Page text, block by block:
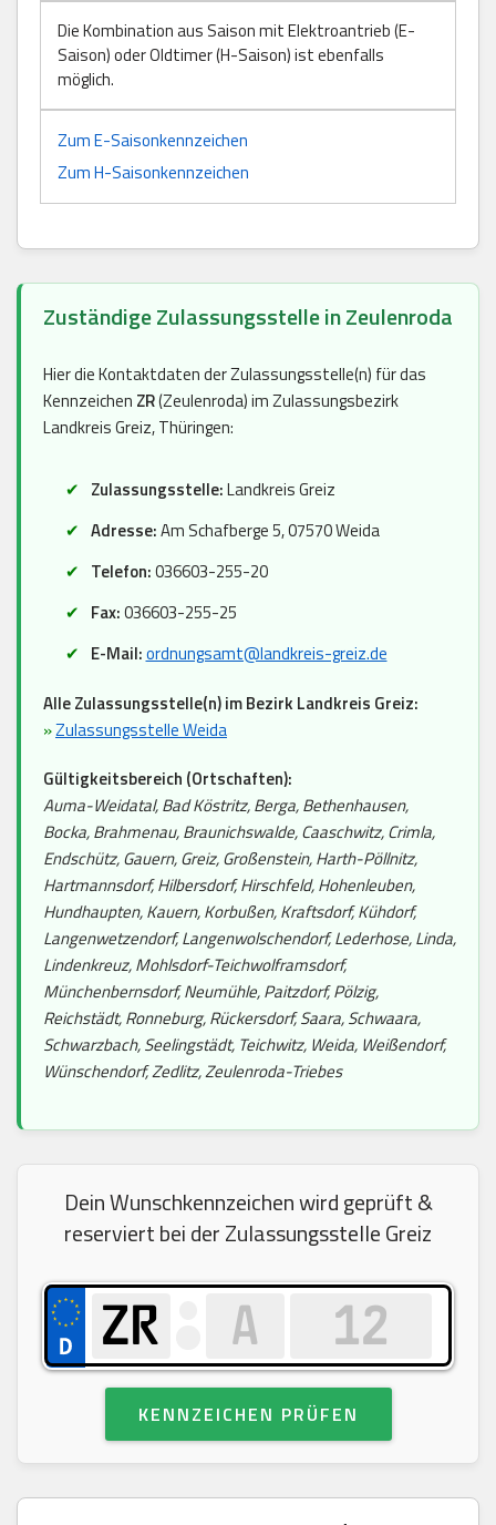
Die Kombination aus Saison mit Elektroantrieb (E-
Saison) oder Oldtimer (H-Saison) ist ebenfalls
möglich.
Zum E-Saisonkennzeichen
Zum H-Saisonkennzeichen
Zuständige Zulassungsstelle in Zeulenroda
Hier die Kontaktdaten der Zulassungsstelle(n) für das
Kennzeichen ZR(Zeulenroda) im Zulassungsbezirk
Landkreis Greiz, Thüringen:
Zulassungsstelle:Landkreis Greiz
Adresse:Am Schafberge 5, 07570 Weida
Telefon:036603-255-20
Fax:036603-255-25
E-Mail:ordnungsamt@landkreis-greiz.de
Alle Zulassungsstelle(n) im Bezirk Landkreis Greiz:
»Zulassungsstelle Weida
Gültigkeitsbereich (Ortschaften):
Auma-Weidatal, Bad Köstritz, Berga, Bethenhausen,
Bocka, Brahmenau, Braunichswalde, Caaschwitz, Crimla,
Endschütz, Gauern, Greiz, Großenstein, Harth-Pöllnitz,
Hartmannsdorf, Hilbersdorf, Hirschfeld, Hohenleuben,
Hundhaupten, Kauern, Korbußen, Kraftsdorf, Kühdorf,
Langenwetzendorf, Langenwolschendorf, Lederhose, Linda,
Lindenkreuz, Mohlsdorf-Teichwolframsdorf,
Münchenbernsdorf, Neumühle, Paitzdorf, Pölzig,
Reichstädt, Ronneburg, Rückersdorf, Saara, Schwaara,
Schwarzbach, Seelingstädt, Teichwitz, Weida, Weißendorf,
Wünschendorf, Zedlitz, Zeulenroda-Triebes
Dein Wunschkennzeichen wird geprüft &
reserviert bei der Zulassungsstelle Greiz
KENNZEICHEN PRÜFEN